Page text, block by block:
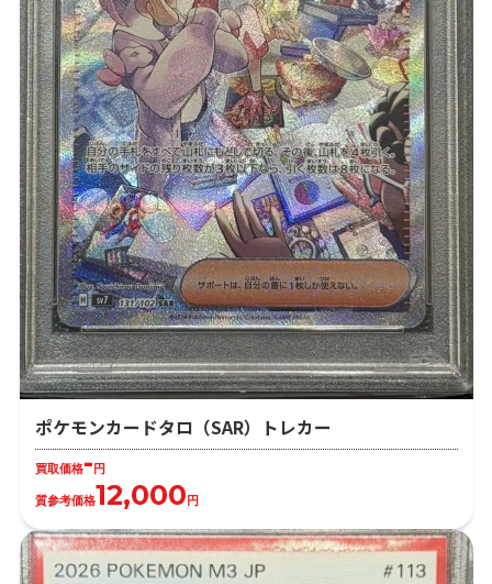
ポケモンカードタロ（SAR）トレカー
買取価格-円
質参考価格12,000円